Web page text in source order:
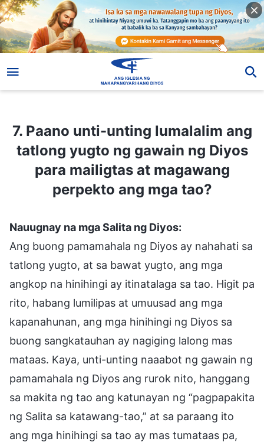
7. Paano unti-unting lumalalim ang
tatlong yugto ng gawain ng Diyos
para mailigtas at magawang
perpekto ang mga tao?
Nauugnay na mga Salita ng Diyos:
Ang buong pamamahala ng Diyos ay nahahati sa
tatlong yugto, at sa bawat yugto, ang mga
angkop na hinihingi ay itinatalaga sa tao. Higit pa
rito, habang lumilipas at umuusad ang mga
kapanahunan, ang mga hinihingi ng Diyos sa
buong sangkatauhan ay nagiging lalong mas
mataas. Kaya, unti-unting naaabot ng gawain ng
pamamahala ng Diyos ang rurok nito, hanggang
sa makita ng tao ang katunayan ng “pagpapakita
ng Salita sa katawang-tao,” at sa paraang ito
ang mga hinihingi sa tao ay mas tumataas pa,